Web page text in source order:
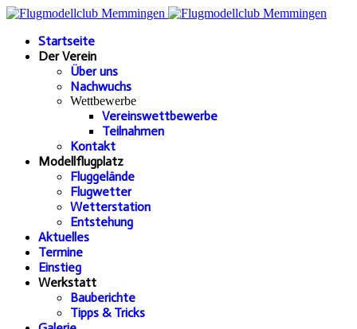
Startseite
Der Verein
Über uns
Nachwuchs
Wettbewerbe
Vereinswettbewerbe
Teilnahmen
Kontakt
Modellflugplatz
Fluggelände
Flugwetter
Wetterstation
Entstehung
Aktuelles
Termine
Einstieg
Werkstatt
Bauberichte
Tipps & Tricks